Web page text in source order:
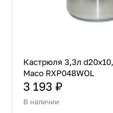
Кастрюля 3,3л
Maco RXP048WOL
3 193 ₽
В наличии